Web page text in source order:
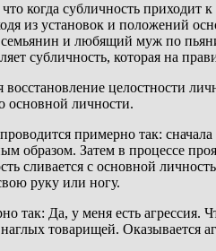
когда субличность
из установок и положений
и любящий муж по
субличность, которая на
восстановление целостности
основной личности.
примерно так:
образом. Затем в процессе
сливается с основной
руку или ногу.
так: Да, у меня есть
товарищей.